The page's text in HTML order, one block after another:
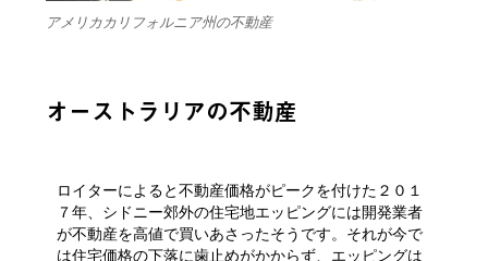
アメリカカリフォルニア州の不動産
オーストラリアの不動産
ロイターによると不動産価格がピークを付けた２０１
７年、シドニー郊外の住宅地エッピングには開発業者
が不動産を高値で買いあさったそうです。それが今で
は住宅価格の下落に歯止めがかからず、エッピングは